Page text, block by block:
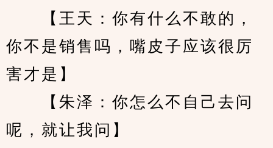
【王天：你有什么不敢的，
你不是销售吗，嘴皮子应该很厉
害才是】
【朱泽：你怎么不自己去问
呢，就让我问】